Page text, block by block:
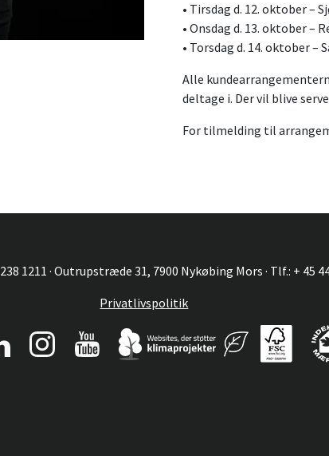
• Tirsdag d. 12. oktober –
• Onsdag d. 13. oktober –
• Torsdag d. 14. oktober –
Alle
deltage i. Der vil blive
For tilmelding til
1211 · Outrupstræde 31, 7900 Nykøbing Mors · Tlf.: + 45 44
Privatlivspolitik